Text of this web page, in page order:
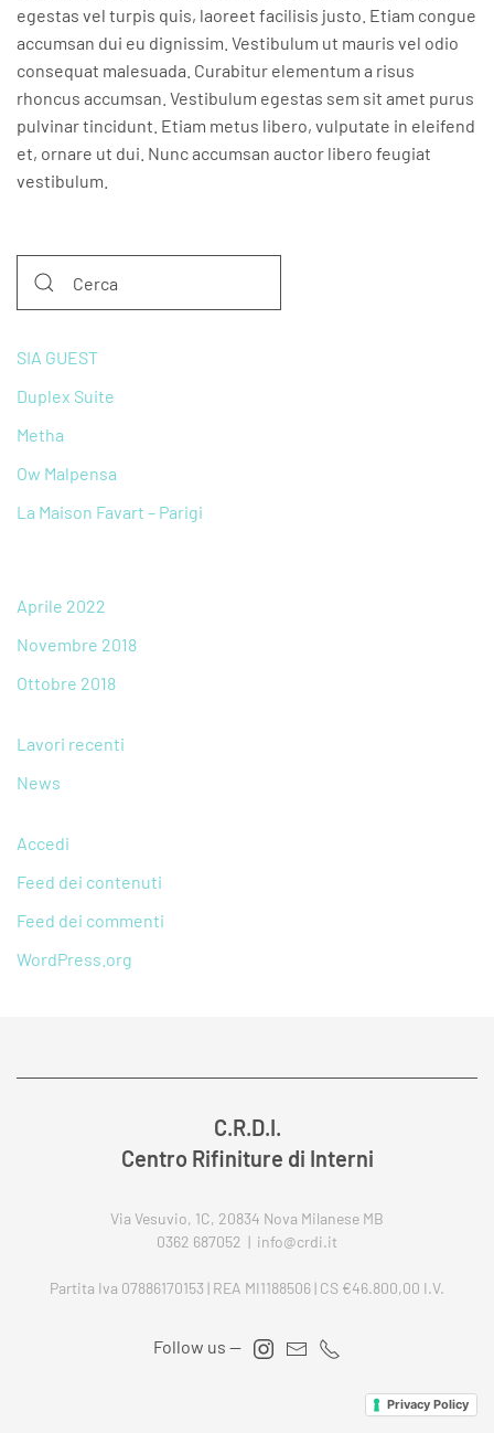
egestas vel turpis quis, laoreet facilisis justo. Etiam congue
accumsan dui eu dignissim. Vestibulum ut mauris vel odio
consequat malesuada. Curabitur elementum a risus
rhoncus accumsan. Vestibulum egestas sem sit amet purus
pulvinar tincidunt. Etiam metus libero, vulputate in eleifend
et, ornare ut dui. Nunc accumsan auctor libero feugiat
vestibulum.
SIA GUEST
Duplex Suite
Metha
Ow Malpensa
La Maison Favart – Parigi
Aprile 2022
Novembre 2018
Ottobre 2018
Lavori recenti
News
Accedi
Feed dei contenuti
Feed dei commenti
WordPress.org
C.R.D.I.
Centro Rifiniture di Interni
Via Vesuvio, 1C, 20834 Nova Milanese MB
0362 687052 | info@crdi.it
Partita Iva 07886170153 | REA MI1188506 | CS €46.800,00 I.V.
Follow us —
Privacy Policy